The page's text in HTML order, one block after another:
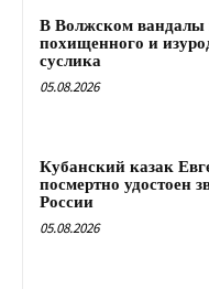
В Волжском вандалы
похищенного и
суслика
05.08.2026
Кубанский казак
посмертно удостоен
России
05.08.2026